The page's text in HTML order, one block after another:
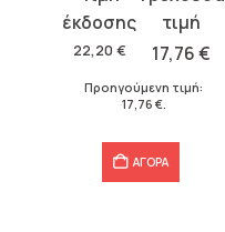
22,20 €
price
was:
17,76€
τρέχουσα
τιμή
17,76 €.
Προηγούμενη τιμή:
17,76 €.
ΑΓΟΡΑ